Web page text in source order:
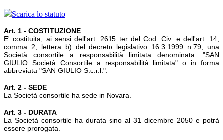
Scarica lo statuto
Art. 1 - COSTITUZIONE
E' costituita, ai sensi dell'art. 2615 ter del Cod. Civ. e dell'art. 14,
comma 2, lettera b) del decreto legislativo 16.3.1999 n.79, una
Società consortile a responsabilità limitata denominata: "SAN
GIULIO Società Consortile a responsabilità limitata" o in forma
abbreviata "SAN GIULIO S.c.r.l.".
Art. 2 - SEDE
La Società consortile ha sede in Novara.
Art. 3 - DURATA
La Società consortile ha durata sino al 31 dicembre 2050 e potrà
essere prorogata.